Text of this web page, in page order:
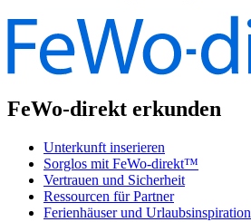
FeWo-direkt erkunden
Unterkunft inserieren
Sorglos mit FeWo-direkt™
Vertrauen und Sicherheit
Ressourcen für Partner
Ferienhäuser und Urlaubsinspiration